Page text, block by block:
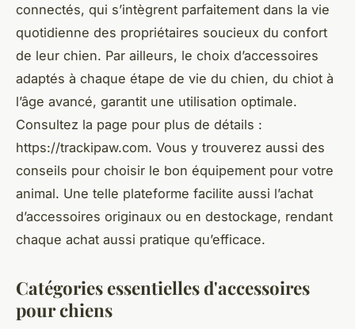
connectés, qui s’intègrent parfaitement dans la vie
quotidienne des propriétaires soucieux du confort
de leur chien. Par ailleurs, le choix d’accessoires
adaptés à chaque étape de vie du chien, du chiot à
l’âge avancé, garantit une utilisation optimale.
Consultez la page pour plus de détails :
https://trackipaw.com. Vous y trouverez aussi des
conseils pour choisir le bon équipement pour votre
animal. Une telle plateforme facilite aussi l’achat
d’accessoires originaux ou en destockage, rendant
chaque achat aussi pratique qu’efficace.
Catégories essentielles d'accessoires
pour chiens